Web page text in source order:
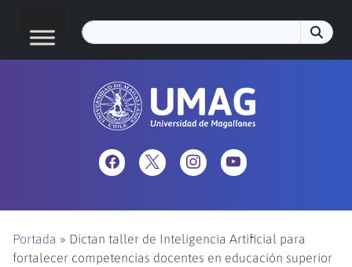
Portada » Dictan taller de Inteligencia Artificial para
fortalecer competencias docentes en educación superior